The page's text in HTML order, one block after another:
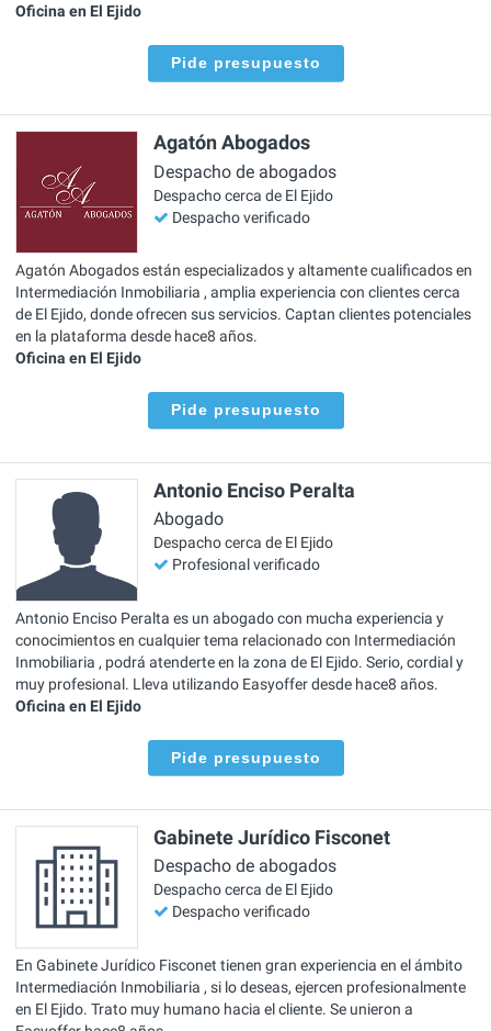
Oficina en El Ejido
Pide presupuesto
Agatón Abogados
Despacho de abogados
Despacho cerca de El Ejido
Despacho verificado
Agatón Abogados están especializados y altamente cualificados en
Intermediación Inmobiliaria , amplia experiencia con clientes cerca
de El Ejido, donde ofrecen sus servicios. Captan clientes potenciales
en la plataforma desde hace8 años.
Oficina en El Ejido
Pide presupuesto
Antonio Enciso Peralta
Abogado
Despacho cerca de El Ejido
Profesional verificado
Antonio Enciso Peralta es un abogado con mucha experiencia y
conocimientos en cualquier tema relacionado con Intermediación
Inmobiliaria , podrá atenderte en la zona de El Ejido. Serio, cordial y
muy profesional. Lleva utilizando Easyoffer desde hace8 años.
Oficina en El Ejido
Pide presupuesto
Gabinete Jurídico Fisconet
Despacho de abogados
Despacho cerca de El Ejido
Despacho verificado
En Gabinete Jurídico Fisconet tienen gran experiencia en el ámbito
Intermediación Inmobiliaria , si lo deseas, ejercen profesionalmente
en El Ejido. Trato muy humano hacia el cliente. Se unieron a